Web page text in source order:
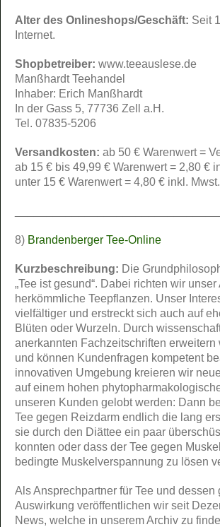
Alter des Onlineshops/Geschäft: Seit
Internet.
Shopbetreiber: www.teeauslese.de
Manßhardt Teehandel
Inhaber: Erich Manßhardt
In der Gass 5, 77736 Zell a.H.
Tel. 07835-5206
Versandkosten: ab 50 € Warenwert =
ab 15 € bis 49,99 € Warenwert = 2,80 €
unter 15 € Warenwert = 4,80 € inkl. Mwst.
8) Brandenberger Tee-Online
Kurzbeschreibung: Die
„Tee ist gesund“. Dabei richten wir
herkömmliche Teepflanzen. Unser
vielfältiger und erstreckt sich auch auf
Blüten oder Wurzeln. Durch
anerkannten Fachzeitschriften
und können Kundenfragen kompetent
innovativen Umgebung kreieren wir
auf einem hohen
unseren Kunden gelobt werden: Dann
Tee gegen Reizdarm endlich die lang
sie durch den Diättee ein paar
konnten oder dass der Tee gegen
bedingte Muskelverspannung zu lösen
Als Ansprechpartner für Tee und
Auswirkung veröffentlichen wir seit
News, welche in unserem Archiv zu